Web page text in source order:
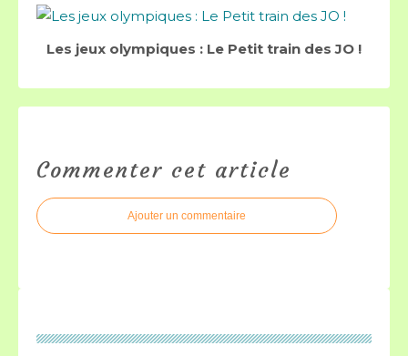
Les jeux olympiques : Le Petit train des JO !
Commenter cet article
Ajouter un commentaire